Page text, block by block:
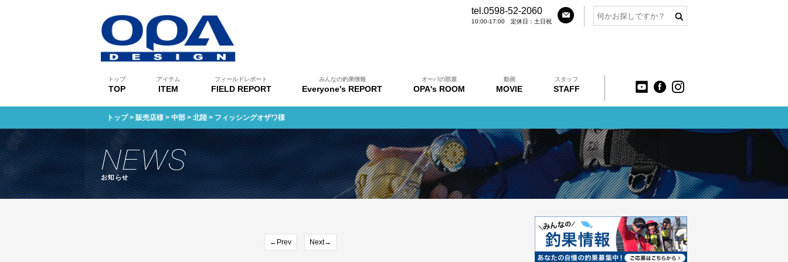
tel.0598-52-2060
10:00-17:00 定休日：土日祝
トップ
TOP
アイテム
ITEM
フィールドレポート
FIELD REPORT
みんなの釣果情報
Everyone's REPORT
オーパの部屋
OPA's ROOM
動画
MOVIE
スタッフ
STAFF
トップ> 販売店様 > 中部 > 北陸 > フィッシングオザワ様
←Prev Next→